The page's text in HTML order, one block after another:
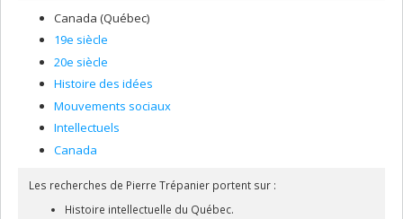
Canada (Québec)
19e siècle
20e siècle
Histoire des idées
Mouvements sociaux
Intellectuels
Canada
Les recherches de Pierre Trépanier portent sur :
Histoire intellectuelle du Québec.